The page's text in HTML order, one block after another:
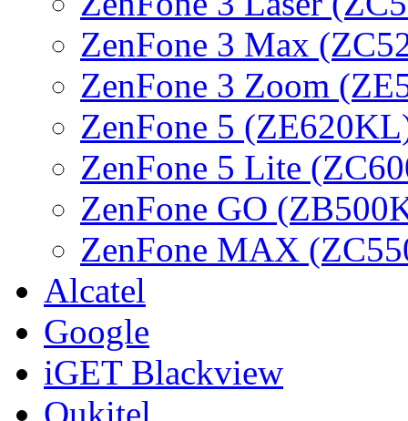
ZenFone 3 Max
ZenFone 3 Zoom
ZenFone 5
ZenFone 5 Lite
ZenFone GO
ZenFone MAX
Alcatel
Google
iGET Blackview
Oukitel